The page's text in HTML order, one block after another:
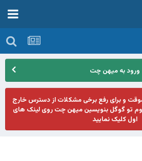
ورود به میهن چت
و برای رفع برخی مشکلات از دسترس خارج
تو گوگل بنویسین میهن چت روی لینک های
اول کلیک نمایید